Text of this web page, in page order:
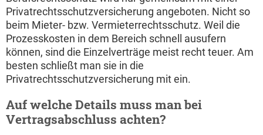
Privatrechtsschutzversicherung angeboten. Nicht so
beim Mieter- bzw. Vermieterrechtsschutz. Weil die
Prozesskosten in dem Bereich schnell ausufern
können, sind die Einzelverträge meist recht teuer. Am
besten schließt man sie in die
Privatrechtsschutzversicherung mit ein.
Auf welche Details muss man bei
Vertragsabschluss achten?